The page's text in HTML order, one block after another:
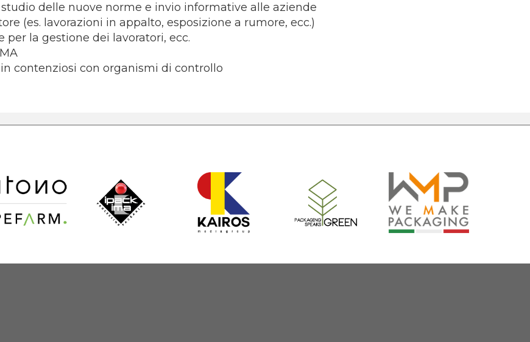
delle nuove norme e invio informative alle aziende
(es. lavorazioni in appalto, esposizione a rumore, ecc.)
per la gestione dei lavoratori, ecc.
contenziosi con organismi di controllo